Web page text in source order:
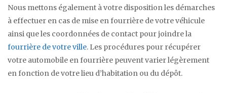
Nous mettons également à votre disposition les démarches
à effectuer en cas de mise en fourrière de votre véhicule
ainsi que les coordonnées de contact pour joindre la
fourrière de votre ville. Les procédures pour récupérer
votre automobile en fourrière peuvent varier légèrement
en fonction de votre lieu d’habitation ou du dépôt.